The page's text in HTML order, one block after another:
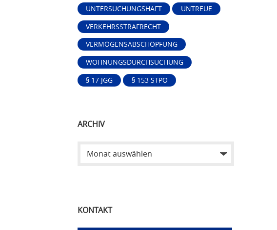
UNTERSUCHUNGSHAFT
UNTREUE
VERKEHRSSTRAFRECHT
VERMÖGENSABSCHÖPFUNG
WOHNUNGSDURCHSUCHUNG
§ 17 JGG
§ 153 STPO
ARCHIV
KONTAKT